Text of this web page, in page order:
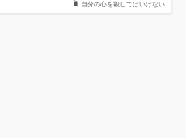
自分の心を殺してはいけない